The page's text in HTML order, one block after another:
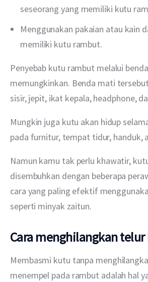
seseorang yang memiliki kutu
Menggunakan pakaian atau kain
memiliki kutu rambut.
Penyebab kutu rambut melalui
memungkinkan. Benda mati
sisir, jepit, ikat kepala, headphone,
Mungkin juga kutu akan hidup
pada furnitur, tempat tidur, handuk,
Namun kamu tak perlu khawatir,
disembuhkan dengan beberapa
cara yang paling efektif
seperti minyak zaitun.
Cara menghilangkan
Membasmi kutu tanpa
menempel pada rambut adalah hal